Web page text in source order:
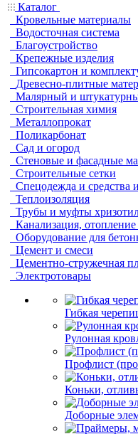
Каталог
Кровельные материалы
Водосточная система
Благоустройство
Крепежные изделия
Гипсокартон и
Древесно-плитные
Малярный и
Строительная химия
Металлопрокат
Поликарбонат
Сад и огород
Стеновые и фасадные
Строительные сетки
Спецодежда и средства
Теплоизоляция
Трубы и муфты
Канализация,
Оборудование для
Цемент и смеси
Цементно-стружечная
Электротовары
Гибкая
Рулонная
Профлист
Коньки,
Доборные